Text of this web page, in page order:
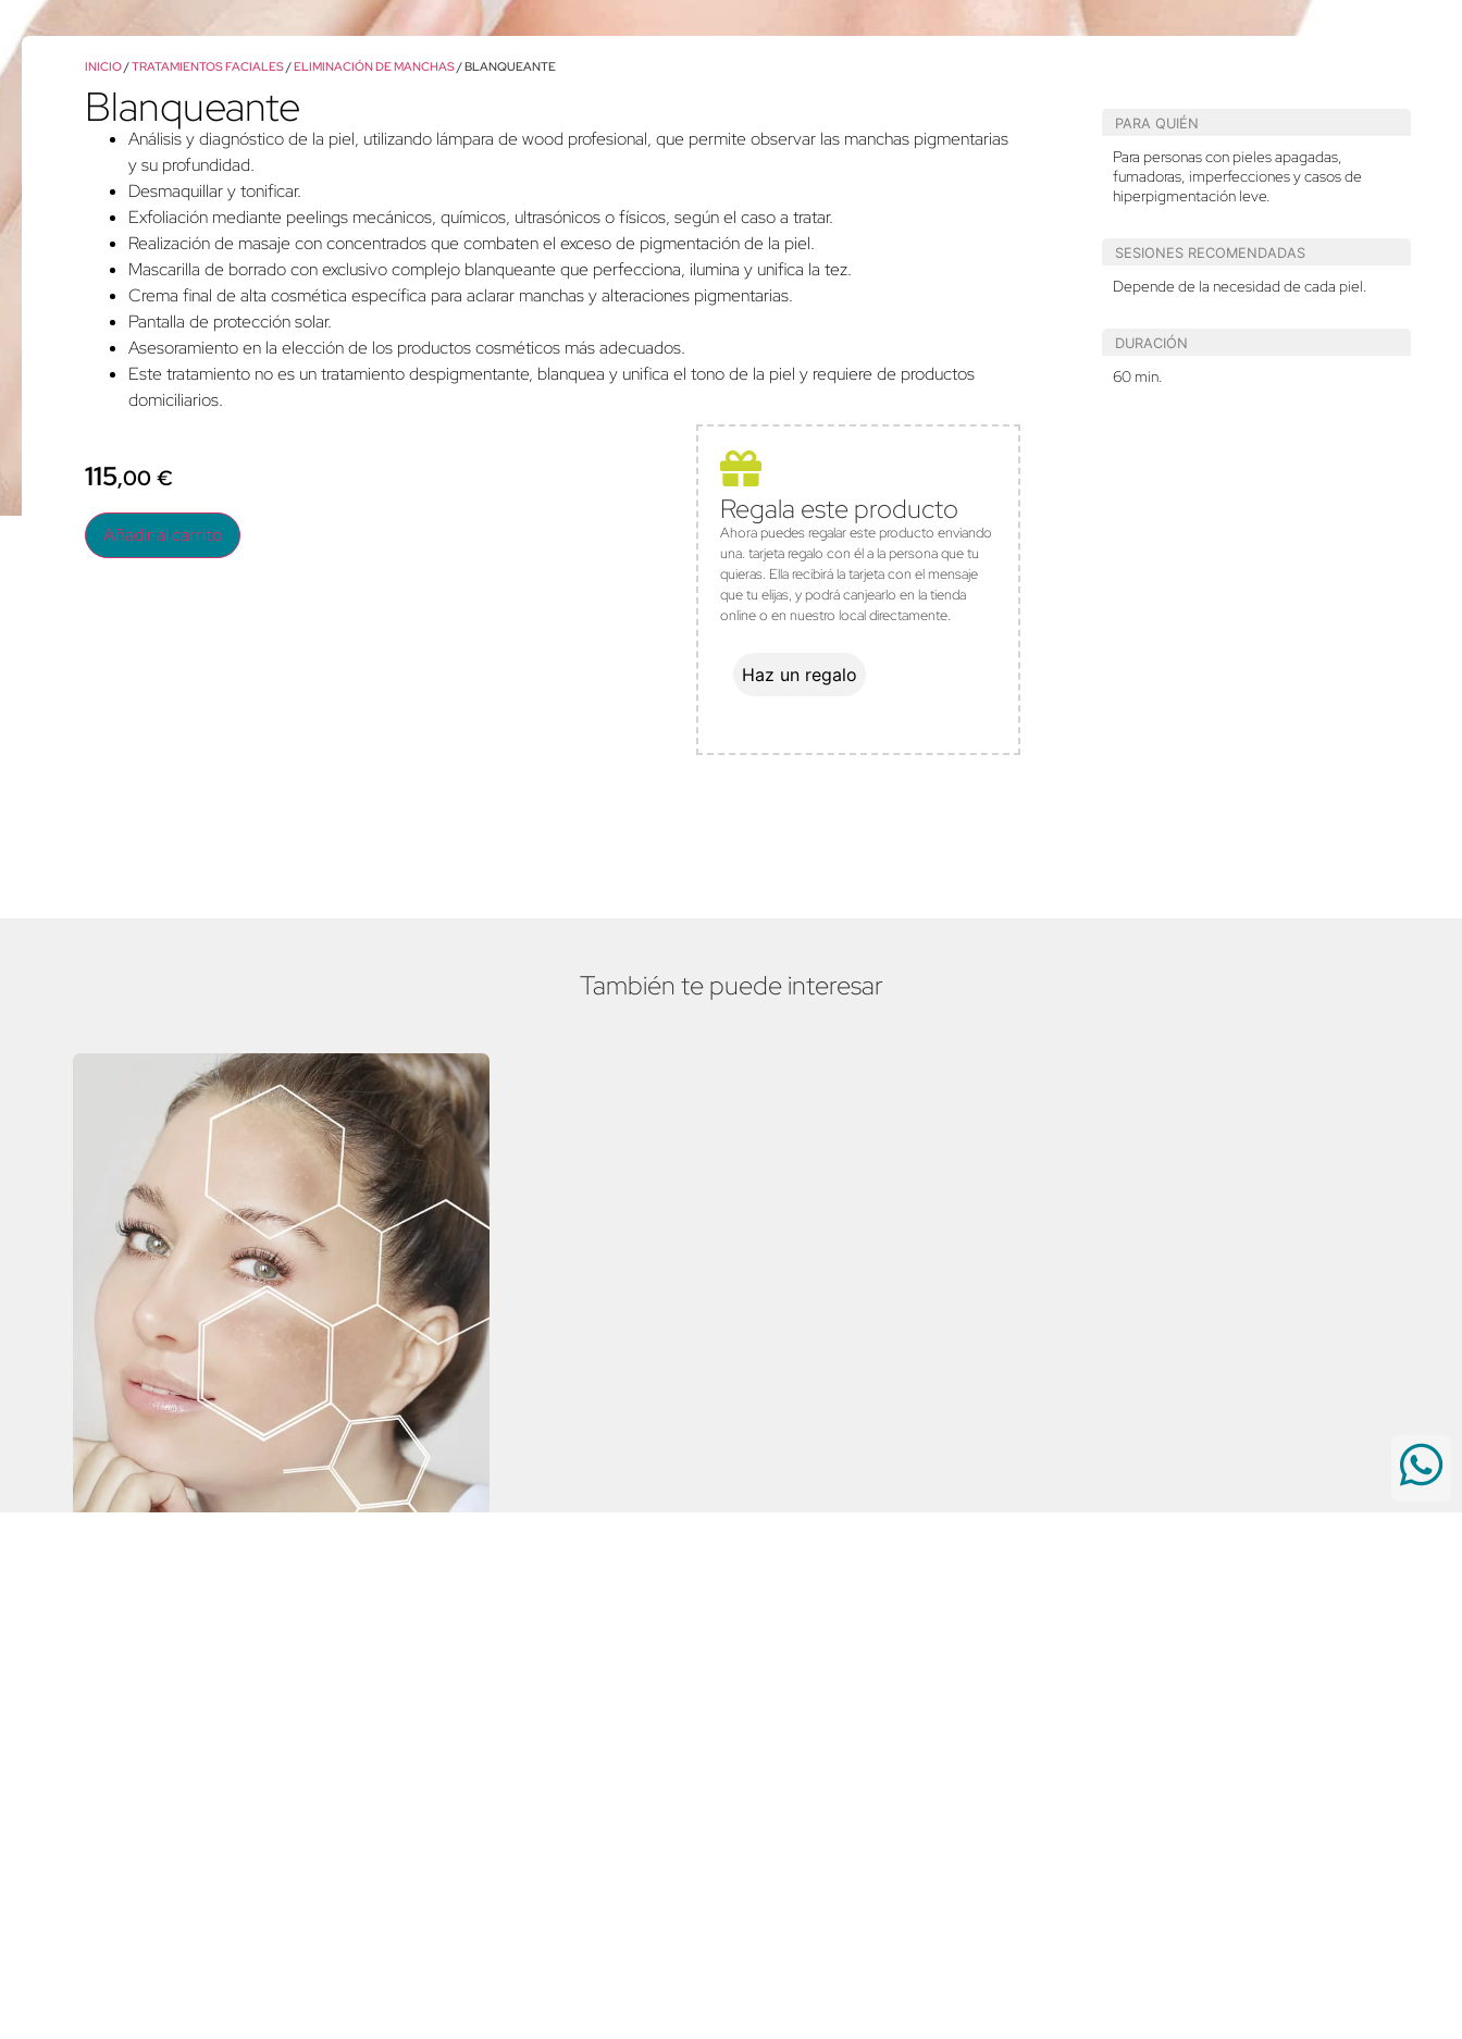
INICIO/TRATAMIENTOS FACIALES/ELIMINACIÓN DE MANCHAS/ BLANQUEANTE
Blanqueante
Análisis y diagnóstico de la piel, utilizando lámpara de wood profesional, que permite observar las manchas pigmentarias
y su profundidad.
Desmaquillar y tonificar.
Exfoliación mediante peelings mecánicos, químicos, ultrasónicos o físicos, según el caso a tratar.
Realización de masaje con concentrados que combaten el exceso de pigmentación de la piel.
Mascarilla de borrado con exclusivo complejo blanqueante que perfecciona, ilumina y unifica la tez.
Crema final de alta cosmética específica para aclarar manchas y alteraciones pigmentarias.
Pantalla de protección solar.
Asesoramiento en la elección de los productos cosméticos más adecuados.
Este tratamiento no es un tratamiento despigmentante, blanquea y unifica el tono de la piel y requiere de productos
domiciliarios.
115,00 €
Añadir al carrito
Regala este producto
Ahora puedes regalar este producto enviando
una. tarjeta regalo con él a la persona que tu
quieras. Ella recibirá la tarjeta con el mensaje
que tu elijas, y podrá canjearlo en la tienda
online o en nuestro local directamente.
Haz un regalo
PARA QUIÉN
Para personas con pieles apagadas,
fumadoras, imperfecciones y casos de
hiperpigmentación leve.
SESIONES RECOMENDADAS
Depende de la necesidad de cada piel.
DURACIÓN
60 min.
También te puede interesar